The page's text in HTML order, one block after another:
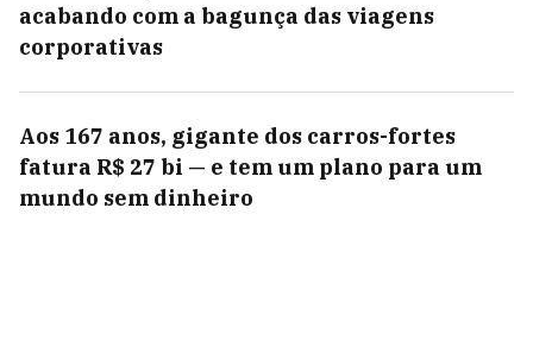
acabando com a bagunça das viagens
corporativas
Aos 167 anos, gigante dos carros-fortes
fatura R$ 27 bi — e tem um plano para um
mundo sem dinheiro